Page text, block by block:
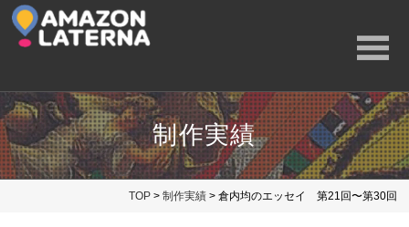
制作実績
TOP> 制作実績> 倉内均のエッセイ 第21回〜第30回